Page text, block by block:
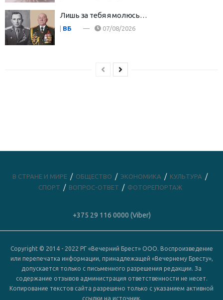
Лишь за тебя я молюсь…
| ВБ 07/08/2026
В СТРАНЕ И МИРЕ ОБЩЕСТВО ЭКОНОМИКА
КУЛЬТУРА
СПОРТ
ВОПРОС-ОТВЕТ ФОТОРЕПОРТАЖ
+375 29 116 0000 (Viber)
Copyright © 2014 - 2022 РГ «Вечерний Брест» ООО. Воспроизведение
или перепечатка информации, принадлежащей «Вечернему Бресту»,
допускается только с письменного разрешения редакции. За
содержание отзывов администрация ответственности не несет.
Копирование текстов сайта разрешено только с указанием активной
ссылки на источник.